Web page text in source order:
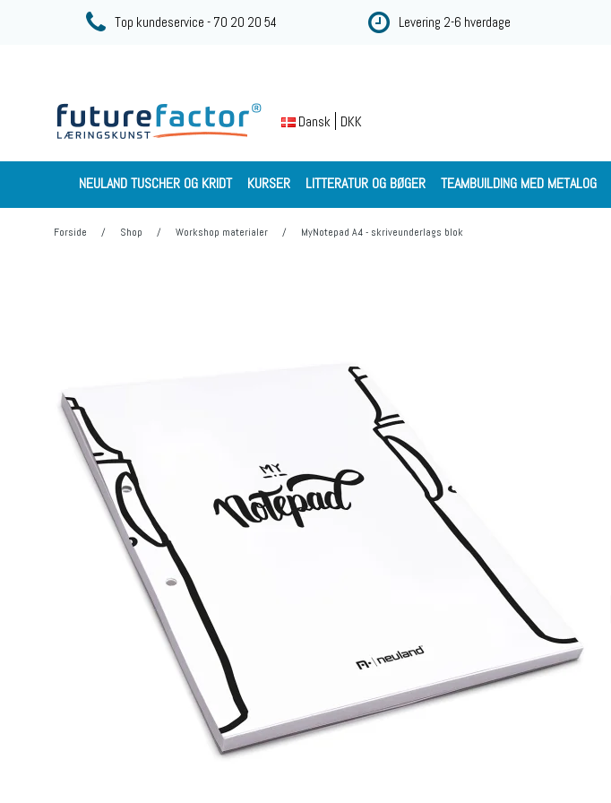
Top kundeservice - 70 20 20 54 Levering 2-6 hverdage
Dansk DKK
NEULAND TUSCHER OG KRIDT KURSER LITTERATUR OG BØGER TEAMBUILDING MED METALOG
Forside / Shop / Workshop materialer / MyNotepad A4 - skriveunderlags blok